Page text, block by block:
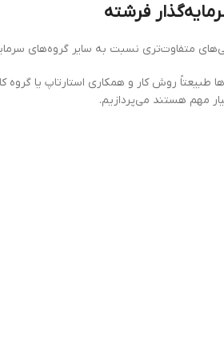
فرشته
متفاوت‌تری نسبت به سایر گروه‌های
مهم هستند می‌پردازیم.